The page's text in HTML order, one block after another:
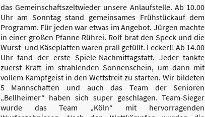
das Gemeinschaftszeltwieder unsere Anlaufstelle. Ab 10.00
Uhr am Sonntag stand gemeinsames Frühstückauf dem
Programm. Für jeden war etwas im Angebot. Jürgen machte
in einer großen Pfanne Rührei. Rolf brat den Speck und die
Wurst- und Käseplatten waren prall gefüllt. Lecker!! Ab 14.00
Uhr fand der erste Spiele-Nachmittagstatt. Jeder tankte
zuerst Kraft im strahlenden Sonnenschein, um dann mit
vollem Kampfgeist in den Wettstreit zu starten. Wir bildeten
5 Mannschaften und auch das Team der Senioren
„Bellheimer“ haben sich super geschlagen. Team-Sieger
wurde das Team „Köln“ mit hervorragenden